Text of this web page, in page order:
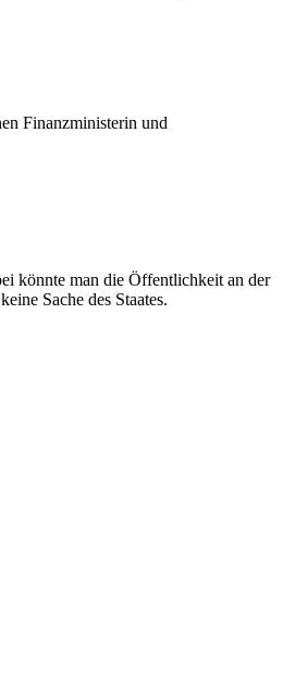
Finanzministerin und
könnte man die Öffentlichkeit an der
Sache des Staates.